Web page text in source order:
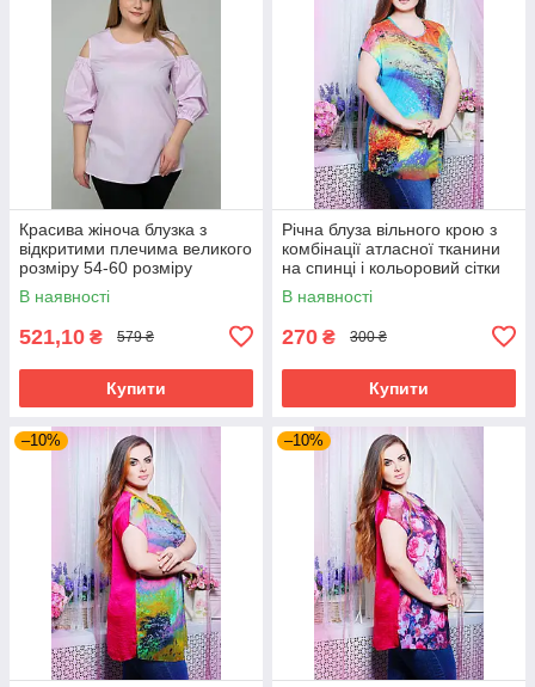
Красива жіноча блузка з
відкритими плечима великого
розміру 54-60 розміру
бузкова
В наявності
521,10 ₴ 579 ₴
Купити
Річна блуза вільного крою з
комбінації атласної тканини
на спинці і кольоровий сітки
великого розміру 52-62
В наявності
270 ₴ 300 ₴
Купити
–10% –10%